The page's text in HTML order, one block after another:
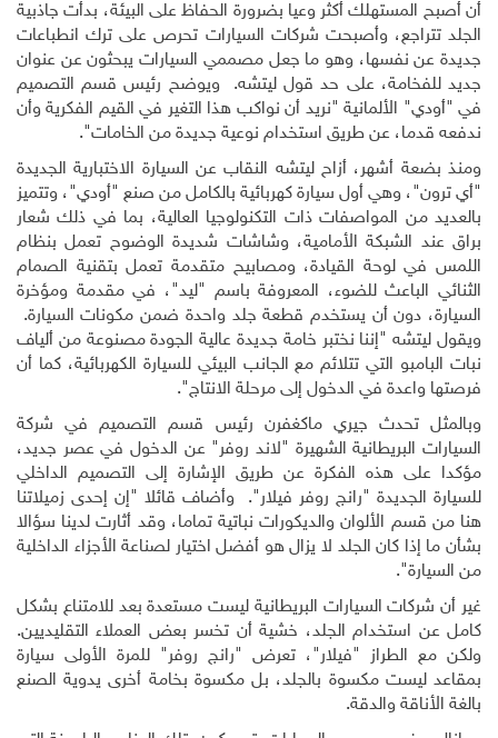
أن أصبح المستهلك أكثر وعيا بضرورة الحفاظ على البيئة، بدأت جاذبية
الجلد تتراجع، وأصبحت شركات السيارات تحرص على ترك انطباعات
جديدة عن نفسها، وهو ما جعل مصممي السيارات يبحثون عن عنوان
جديد للفخامة، على حد قول ليتشه. ويوضح رئيس قسم التصميم
في "أودي" الألمانية "نريد أن نواكب هذا التغير في القيم الفكرية وأن
ندفعه قدما، عن طريق استخدام نوعية جديدة من الخامات".
ومنذ بضعة أشهر، أزاح ليتشه النقاب عن السيارة الاختبارية الجديدة
"أي ترون"، وهي أول سيارة كهربائية بالكامل من صنع "أودي"، وتتميز
بالعديد من المواصفات ذات التكنولوجيا العالية، بما في ذلك شعار
براق عند الشبكة الأمامية، وشاشات شديدة الوضوح تعمل بنظام
اللمس في لوحة القيادة، ومصابيح متقدمة تعمل بتقنية الصمام
الثنائي الباعث للضوء، المعروفة باسم "ليد"، في مقدمة ومؤخرة
السيارة، دون أن يستخدم قطعة جلد واحدة ضمن مكونات السيارة.
ويقول ليتشه "إننا نختبر خامة جديدة عالية الجودة مصنوعة من ألياف
نبات البامبو التي تتلائم مع الجانب البيئي للسيارة الكهربائية، كما أن
فرصتها واعدة في الدخول إلى مرحلة الانتاج".
وبالمثل تحدث جيري ماكغفرن رئيس قسم التصميم في شركة
السيارات البريطانية الشهيرة "لاند روفر" عن الدخول في عصر جديد،
مؤكدا على هذه الفكرة عن طريق الإشارة إلى التصميم الداخلي
للسيارة الجديدة "رانج روفر فيلار". وأضاف قائلا "إن إحدى زميلاتنا
هنا من قسم الألوان والديكورات نباتية تماما، وقد أثارت لدينا سؤالا
بشأن ما إذا كان الجلد لا يزال هو أفضل اختيار لصناعة الأجزاء الداخلية
من السيارة".
غير أن شركات السيارات البريطانية ليست مستعدة بعد للامتناع بشكل
كامل عن استخدام الجلد، خشية أن تخسر بعض العملاء التقليديين.
ولكن مع الطراز "فيلار"، تعرض "رانج روفر" للمرة الأولى سيارة
بمقاعد ليست مكسوة بالجلد، بل مكسوة بخامة أخرى يدوية الصنع
بالغة الأناقة والدقة.